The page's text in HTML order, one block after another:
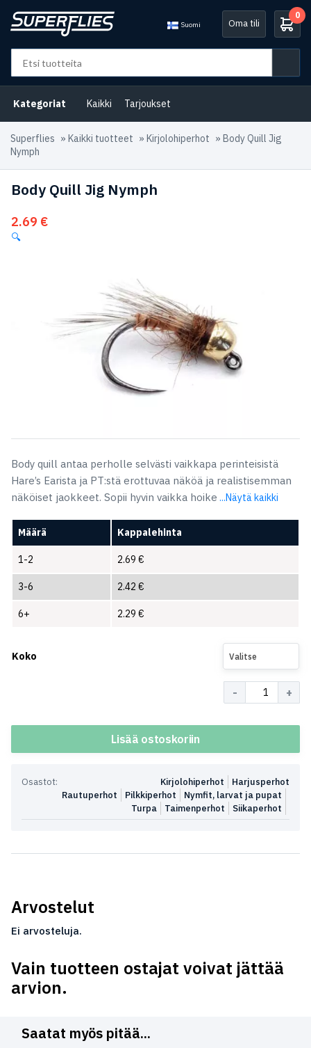
Suomi Oma tili
0
Kategoriat Kaikki Tarjoukset
Superflies » Kaikki tuotteet » Kirjolohiperhot » Body Quill Jig
Nymph
Body Quill Jig Nymph
2.69 €
🔍
Body quill antaa perholle selvästi vaikkapa perinteisistä
Hare’s Earista ja PT:stä erottuvaa näköä ja realistisemman
näköiset jaokkeet. Sopii hyvin vaikka hoike ...Näytä kaikki
Määrä Kappalehinta
1-2 2.69 €
3-6 2.42 €
6+ 2.29 €
Koko Valitse
Lisää ostoskoriin
Osastot: Harjusperhot
Kirjolohiperhot
Nymfit, larvat ja pupat
Pilkkiperhot
Rautuperhot
Siikaperhot
Taimenperhot
Turpa
Arvostelut
Ei arvosteluja.
Vain tuotteen ostajat voivat jättää
arvion.
Saatat myös pitää...